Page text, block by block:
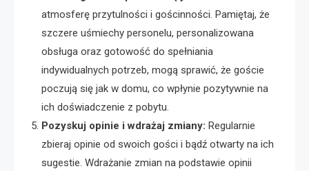
atmosferę przytulności i gościnności. Pamiętaj, że
szczere uśmiechy personelu, personalizowana
obsługa oraz gotowość do spełniania
indywidualnych potrzeb, mogą sprawić, że goście
poczują się jak w domu, co wpłynie pozytywnie na
ich doświadczenie z pobytu.
Pozyskuj opinie i wdrażaj zmiany: Regularnie
zbieraj opinie od swoich gości i bądź otwarty na ich
sugestie. Wdrażanie zmian na podstawie opinii